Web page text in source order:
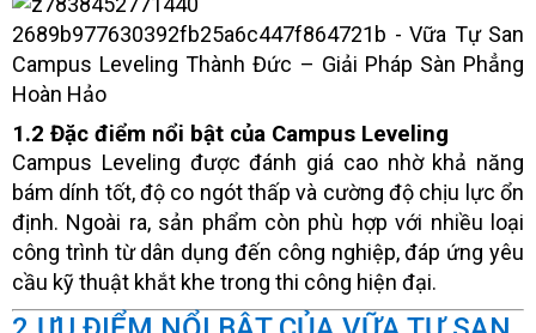
1.2 Đặc điểm nổi bật của Campus Leveling
Campus Leveling được đánh giá cao nhờ khả năng
bám dính tốt, độ co ngót thấp và cường độ chịu lực ổn
định. Ngoài ra, sản phẩm còn phù hợp với nhiều loại
công trình từ dân dụng đến công nghiệp, đáp ứng yêu
cầu kỹ thuật khắt khe trong thi công hiện đại.